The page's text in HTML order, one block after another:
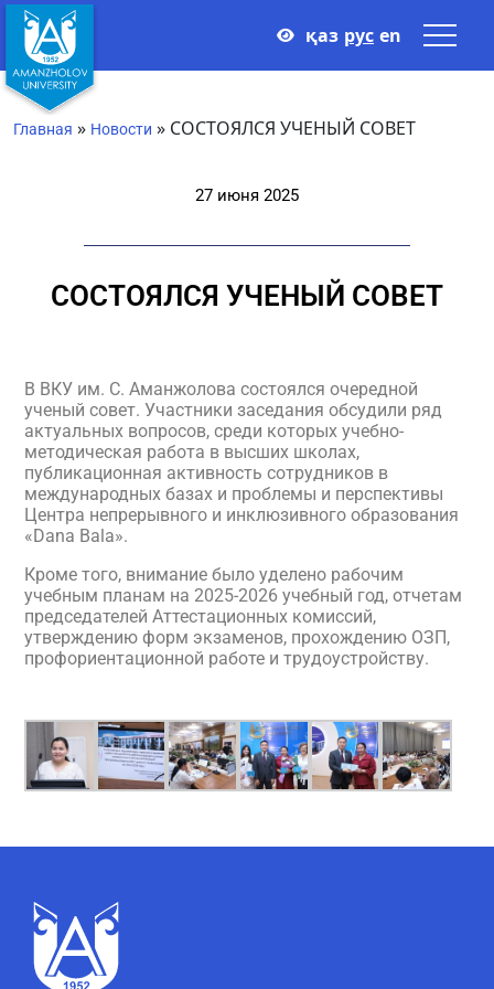
қаз рус en
Главная » Новости » СОСТОЯЛСЯ УЧЕНЫЙ СОВЕТ
27 июня 2025
СОСТОЯЛСЯ УЧЕНЫЙ СОВЕТ
В ВКУ им. С. Аманжолова состоялся очередной
ученый совет. Участники заседания обсудили ряд
актуальных вопросов, среди которых учебно-
методическая работа в высших школах,
публикационная активность сотрудников в
международных базах и проблемы и перспективы
Центра непрерывного и инклюзивного образования
«Dana Bala».
Кроме того, внимание было уделено рабочим
учебным планам на 2025-2026 учебный год, отчетам
председателей Аттестационных комиссий,
утверждению форм экзаменов, прохождению ОЗП,
профориентационной работе и трудоустройству.